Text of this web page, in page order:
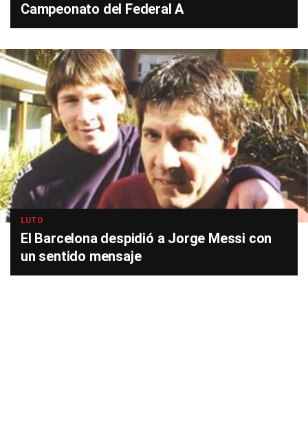
Campeonato del Federal A
LUTO
El Barcelona despidió a Jorge Messi con
un sentido mensaje